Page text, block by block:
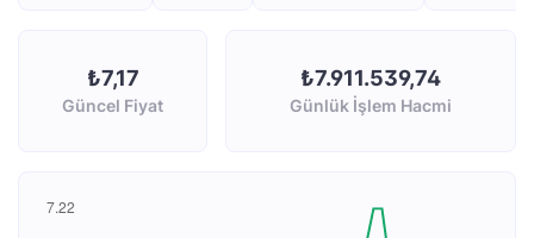
₺7,17
Güncel Fiyat
₺7.911.539,74
Günlük İşlem Hacmi